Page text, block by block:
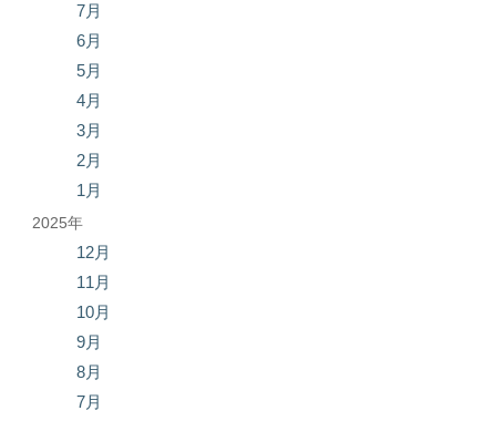
7月
6月
5月
4月
3月
2月
1月
2025年
12月
11月
10月
9月
8月
7月